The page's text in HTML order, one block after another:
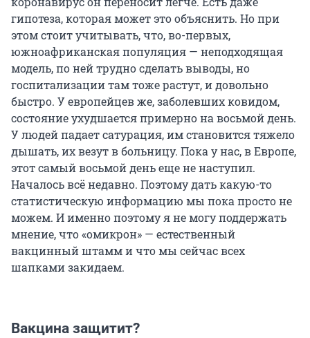
гипотеза, которая может это объяснить. Но при
этом стоит учитывать, что, во-первых,
южноафриканская популяция — неподходящая
модель, по ней трудно сделать выводы, но
госпитализации там тоже растут, и довольно
быстро. У европейцев же, заболевших ковидом,
состояние ухудшается примерно на восьмой день.
У людей падает сатурация, им становится тяжело
дышать, их везут в больницу. Пока у нас, в Европе,
этот самый восьмой день еще не наступил.
Началось всё недавно. Поэтому дать какую-то
статистическую информацию мы пока просто не
можем. И именно поэтому я не могу поддержать
мнение, что «омикрон» — естественный
вакцинный штамм и что мы сейчас всех
шапками закидаем.
Вакцина защитит?